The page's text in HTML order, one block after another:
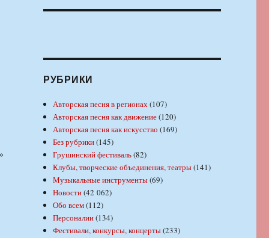
РУБРИКИ
Авторская песня в регионах(107)
Авторская песня как движение(120)
Авторская песня как искусство (169)
Без рубрики(145)
Грушинский фестиваль(82)
Клубы, творческие объединения, театры(141)
Музыкальные инструменты(69)
Новости(42 062)
Обо всем(112)
Персоналии(134)
Фестивали, конкурсы, концерты(233)